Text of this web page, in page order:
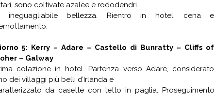
sono coltivate azalee e rododendri
ineguagliabile bellezza. Rientro in hotel, cena e
5: Kerry – Adare – Castello di Bunratty – Cliffs of
– Galway
colazione in hotel. Partenza verso Adare, considerato
dei villaggi più belli d’Irlanda e
da casette con tetto in paglia. Proseguimento